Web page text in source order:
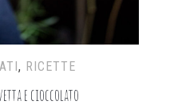
, RICETTE
e cioccolato